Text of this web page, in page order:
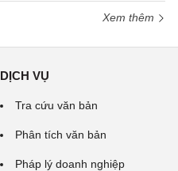
Xem thêm
DỊCH VỤ
Tra cứu văn bản
Phân tích văn bản
Pháp lý doanh nghiệp